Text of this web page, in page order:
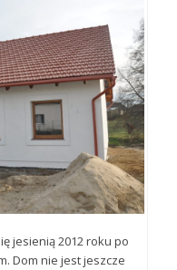
jesienią 2012 roku po
Dom nie jest jeszcze